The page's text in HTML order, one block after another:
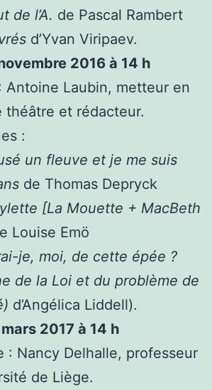
de l’A. de Pascal Rambert
d’Yvan Viripaev.
2016 à 14 h
Antoine Laubin, metteur en
théâtre et rédacteur.
:
un fleuve et je me suis
de Thomas Depryck
[La Mouette + MacBeth
Louise Emö
je, moi, de cette épée ?
de la Loi et du problème de
d’Angélica Liddell).
2017 à 14 h
: Nancy Delhalle, professeur
de Liège.